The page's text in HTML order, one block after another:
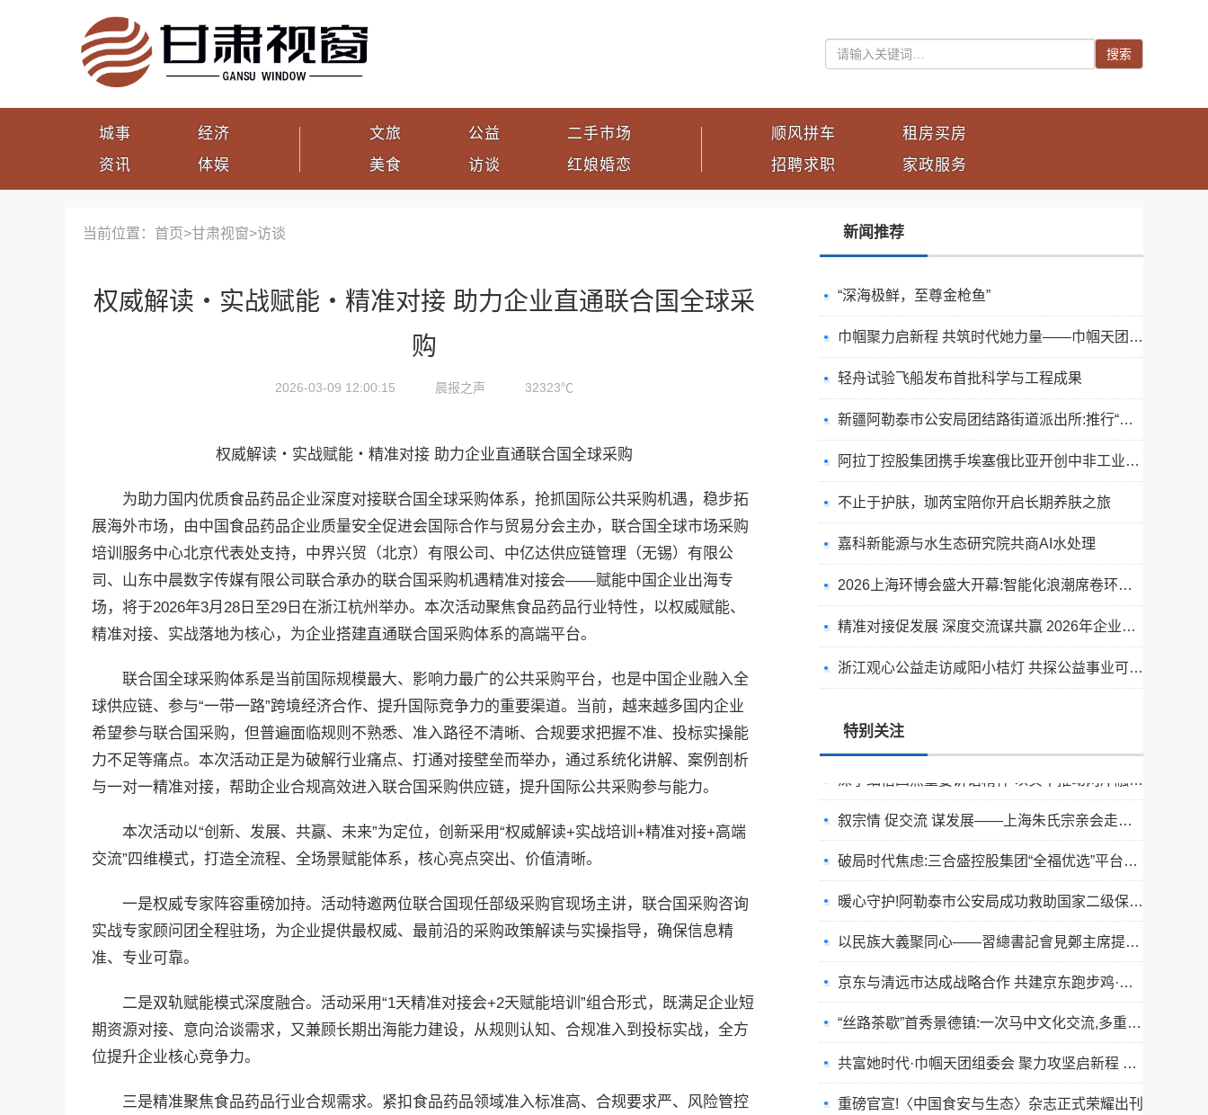
搜索
城事
资讯
经济
体娱
文旅
美食
公益
访谈
二手市场
红娘婚恋
顺风拼车
招聘求职
租房买房
家政服务
当前位置：首页>甘肃视窗>访谈
权威解读・实战赋能・精准对接 助力企业直通联合国全球采
购
2026-03-09 12:00:15 晨报之声 32323℃
权威解读・实战赋能・精准对接 助力企业直通联合国全球采购
为助力国内优质食品药品企业深度对接联合国全球采购体系，抢抓国际公共采购机遇，稳步拓
展海外市场，由中国食品药品企业质量安全促进会国际合作与贸易分会主办，联合国全球市场采购
培训服务中心北京代表处支持，中界兴贸（北京）有限公司、中亿达供应链管理（无锡）有限公
司、山东中晨数字传媒有限公司联合承办的联合国采购机遇精准对接会——赋能中国企业出海专
场，将于2026年3月28日至29日在浙江杭州举办。本次活动聚焦食品药品行业特性，以权威赋能、
精准对接、实战落地为核心，为企业搭建直通联合国采购体系的高端平台。
联合国全球采购体系是当前国际规模最大、影响力最广的公共采购平台，也是中国企业融入全
球供应链、参与“一带一路”跨境经济合作、提升国际竞争力的重要渠道。当前，越来越多国内企业
希望参与联合国采购，但普遍面临规则不熟悉、准入路径不清晰、合规要求把握不准、投标实操能
力不足等痛点。本次活动正是为破解行业痛点、打通对接壁垒而举办，通过系统化讲解、案例剖析
与一对一精准对接，帮助企业合规高效进入联合国采购供应链，提升国际公共采购参与能力。
本次活动以“创新、发展、共赢、未来”为定位，创新采用“权威解读+实战培训+精准对接+高端
交流”四维模式，打造全流程、全场景赋能体系，核心亮点突出、价值清晰。
一是权威专家阵容重磅加持。活动特邀两位联合国现任部级采购官现场主讲，联合国采购咨询
实战专家顾问团全程驻场，为企业提供最权威、最前沿的采购政策解读与实操指导，确保信息精
准、专业可靠。
二是双轨赋能模式深度融合。活动采用“1天精准对接会+2天赋能培训”组合形式，既满足企业短
期资源对接、意向洽谈需求，又兼顾长期出海能力建设，从规则认知、合规准入到投标实战，全方
位提升企业核心竞争力。
三是精准聚焦食品药品行业合规需求。紧扣食品药品领域准入标准高、合规要求严、风险管控
新闻推荐
“深海极鲜，至尊金枪鱼”
巾帼聚力启新程 共筑时代她力量——巾帼天团第四次组委会筹备会圆满举办
轻舟试验飞船发布首批科学与工程成果
新疆阿勒泰市公安局团结路街道派出所:推行“五步”工作法 打造新时代“枫”景线
阿拉丁控股集团携手埃塞俄比亚开创中非工业农业合作新篇章
不止于护肤，珈芮宝陪你开启长期养肤之旅
嘉科新能源与水生态研究院共商AI水处理
2026上海环博会盛大开幕:智能化浪潮席卷环保产业
精准对接促发展 深度交流谋共赢 2026年企业投融资交流活动第二期圆满举行
浙江观心公益走访咸阳小桔灯 共探公益事业可持续发展新路径
特别关注
出圈·出山·出海的福临瑶浴
天空实业与香港理工大学筹建载人通航飞机研究院
深学细悟四点重要讲话精神 以实干推动两岸融合发展
叙宗情 促交流 谋发展——上海朱氏宗亲会走进上海晨烨家具有限公司
破局时代焦虑:三合盛控股集团“全福优选”平台正式启航
暖心守护!阿勒泰市公安局成功救助国家二级保护动物黑鸢
以民族大義聚同心——習總書記會見鄭主席提出兩岸關系四點重要意見
京东与清远市达成战略合作 共建京东跑步鸡·清远鸡标准体系
“丝路茶歇”首秀景德镇:一次马中文化交流,多重收获与回响
共富她时代·巾帼天团组委会 聚力攻坚启新程 星火燎原耀全国
重磅官宣!〈中国食安与生态〉杂志正式荣耀出刊